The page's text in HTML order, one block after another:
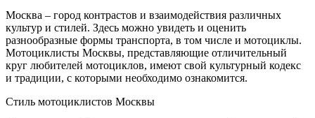
Москва – город контрастов и взаимодействия различных
культур и стилей. Здесь можно увидеть и оценить
разнообразные формы транспорта, в том числе и мотоциклы.
Мотоциклисты Москвы, представляющие отличительный
круг любителей мотоциклов, имеют свой культурный кодекс
и традиции, с которыми необходимо ознакомится.
Стиль мотоциклистов Москвы